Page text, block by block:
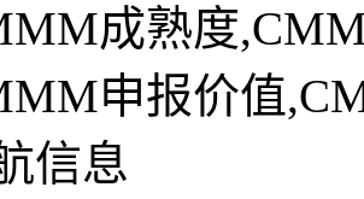
成熟度
申报价值
信息